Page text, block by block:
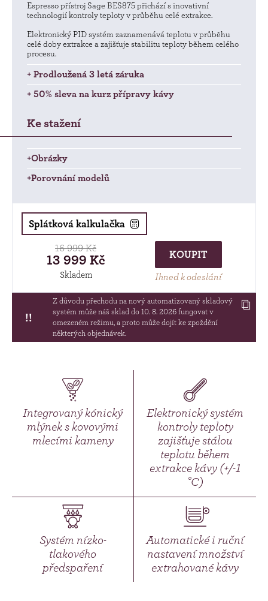
Espresso přístroj Sage BES875 přichází s inovativní
technologií kontroly teploty v průběhu celé extrakce.
Elektronický PID systém zaznamenává teplotu v průběhu
celé doby extrakce a zajišťuje stabilitu teploty během celého
procesu.
+ Prodloužená 3 letá záruka
+ 50% sleva na kurz přípravy kávy
Ke stažení
+Obrázky
+Porovnání modelů
Splátková kalkulačka
16 999 Kč
13 999 Kč
Skladem
KOUPIT
Ihned k odeslání
!!
Z důvodu přechodu na nový automatizovaný skladový
systém může náš sklad do 10. 8. 2026 fungovat v
omezeném režimu, a proto může dojít ke zpoždění
některých objednávek.
Integrovaný kónický
mlýnek s kovovými
mlecími kameny
Elektronický systém
kontroly teploty
zajišťuje stálou
teplotu během
extrakce kávy (+/-1
°C)
Systém nízko-
tlakového
předspaření
Automatické i ruční
nastavení množství
extrahované kávy